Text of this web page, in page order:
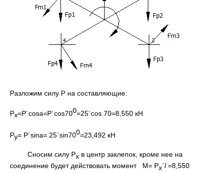
Разложим силу Р на составляющие:
Рx=P´cosa=P´cos700=25´cos 70=8,550 кН
Py= P´sina= 25´sin700=23,492 кН
Сносим силу Рx в центр заклепок, кроме нее на
соединение будет действовать момент М= Рx´l=8,550